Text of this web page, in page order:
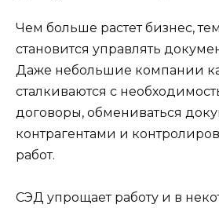
Чем больше растет бизнес,
становится управлять
Даже небольшие компании
сталкиваются с
договоры, обмениваться
контрагентами и
работ.
СЭД упрощает работу и в